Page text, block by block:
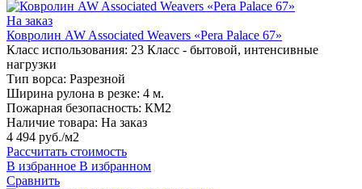
На заказ
Ковролин AW Associated Weavers «Pera Palace 67»
Класс использования: 23 Класс - бытовой, интенсивные
нагрузки
Тип ворса: Разрезной
Ширина рулона в резке: 4 м.
Пожарная безопасность: КМ2
Наличие товара: На заказ
4 494 руб./м2
Рассчитать стоимость
В избранное В избранном
Сравнить